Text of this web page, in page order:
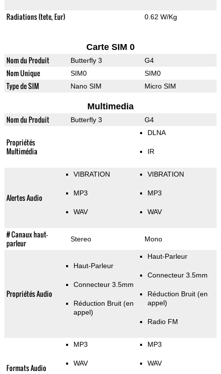
Radiations (tete, Eur) 0.62 W/Kg
Carte SIM 0
Nom du Produit Butterfly 3 G4
Nom Unique SIM0 SIM0
Type de SIM Nano SIM Micro SIM
Multimedia
Nom du Produit Butterfly 3 G4
Propriétés
Multimédia
DLNA
IR
Alertes Audio
VIBRATION
MP3
WAV
VIBRATION
MP3
WAV
# Canaux haut-
parleur
Stereo Mono
Propriétés Audio
Haut-Parleur
Connecteur 3.5mm
Réduction Bruit (en
appel)
Haut-Parleur
Connecteur 3.5mm
Réduction Bruit (en
appel)
Radio FM
Formats Audio
MP3
WAV
MP3
WAV